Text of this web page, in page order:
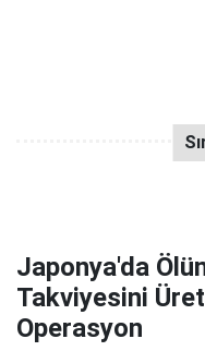
Japonya'da
Takviyesini
Operasyon